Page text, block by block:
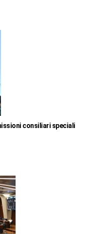
consiliari speciali